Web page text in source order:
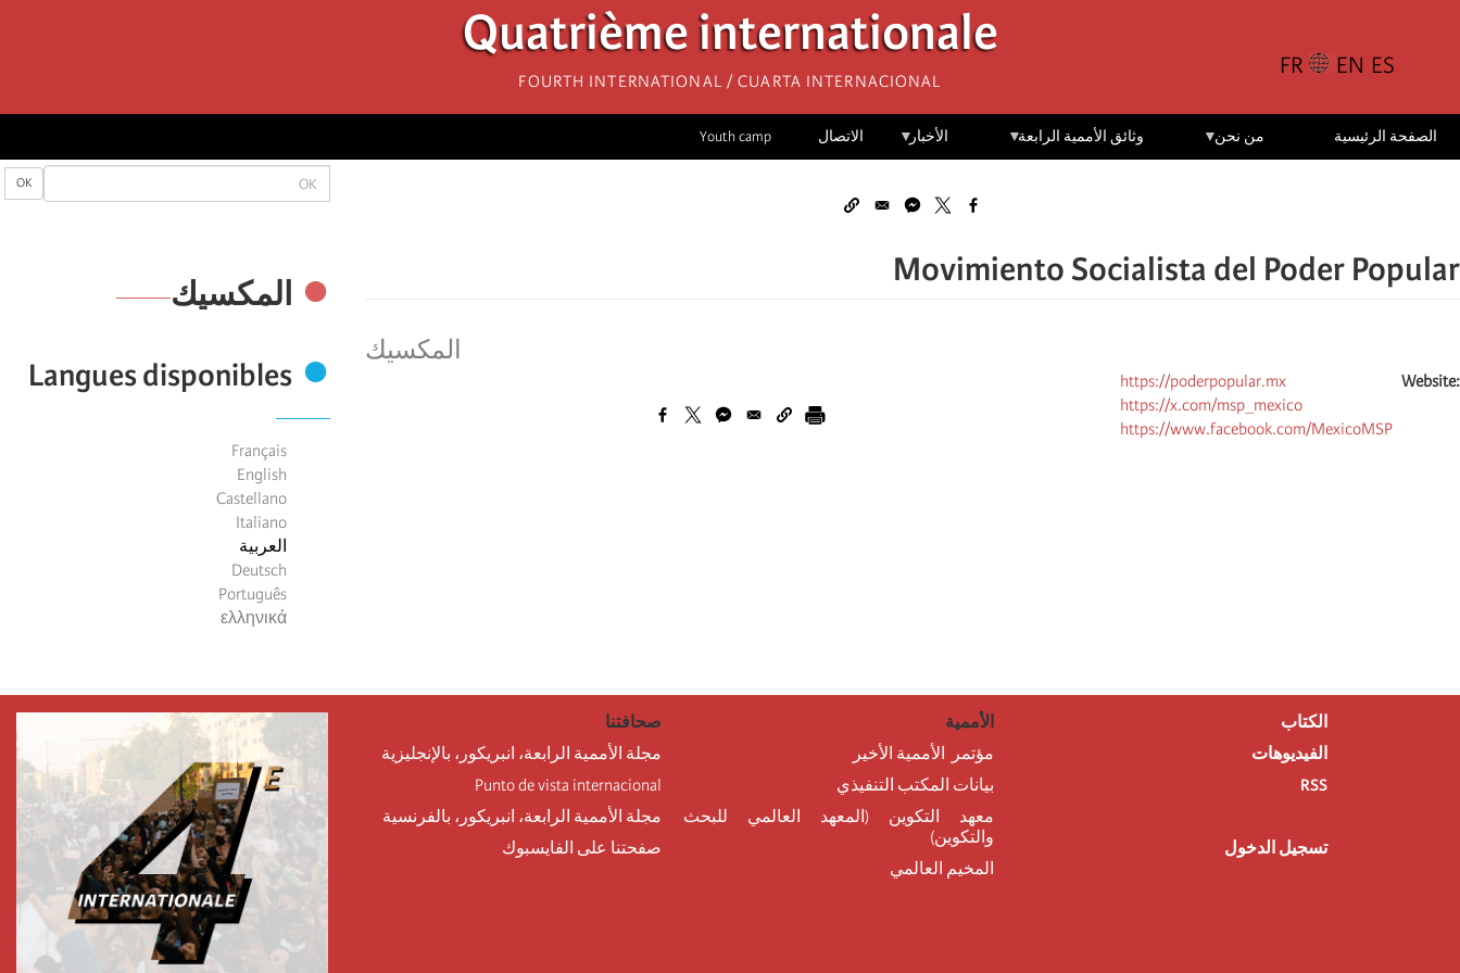
Quatrième internationale
Fourth International / Cuarta Internacional
الصفحة الرئيسية من نحن وثائق الأممية الرابعة الأخبار الاتصال Youth camp
OK
OK
المكسیك
Langues disponibles
Français
English
Castellano
Italiano
العربية
Deutsch
Português
ελληνικά
Movimiento Socialista del Poder Popular
المكسیك
Website
https://poderpopular.mx
https://x.com/msp_mexico
https://www.facebook.com/MexicoMSP
صحافتنا
مجلة الأممية الرابعة، انبريكور، بالإنجليزية
Punto de vista internacional
مجلة الأممية الرابعة، انبريكور، بالفرنسية
صفحتنا على الفايسبوك
الأممية
مؤتمر الأممية الأخير
بيانات المكتب التنفيذي
معهد التكوين (المعهد العالمي للبحث
والتكوين)
المخيم العالمي
الكتاب
الفيديوهات
RSS
تسجيل الدخول